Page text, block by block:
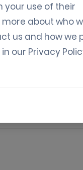
coupons
uw online
te gebruiken.
use of their
more about who
us and how we
our Privacy